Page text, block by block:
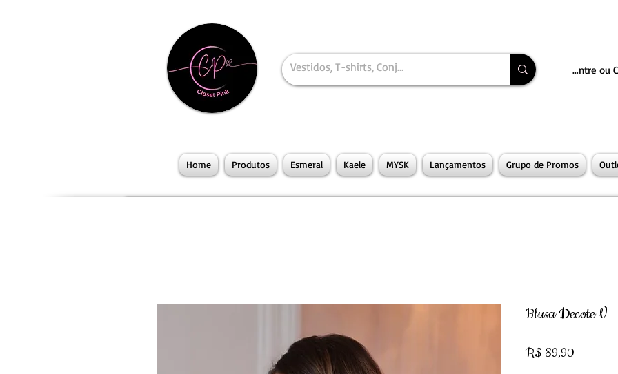
Entre ou
Home Produtos Esmeral Kaele MYSK Lançamentos Grupo de Promos
Blusa Decote V
R$ 89,90